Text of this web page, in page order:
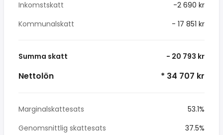
Inkomstskatt
-2 690 kr
Kommunalskatt
- 17 851 kr
Summa skatt - 20 793 kr
Nettolön * 34 707 kr
Marginalskattesats
53.1%
Genomsnittlig skattesats
37.5%